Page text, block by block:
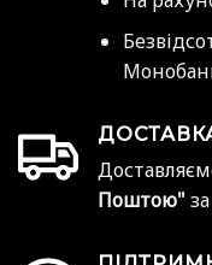
Поштою"